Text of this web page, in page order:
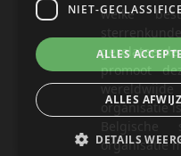
welke
promoot
organisatie
organisatie
NIET-
ALLES
ALLES
DETAILS